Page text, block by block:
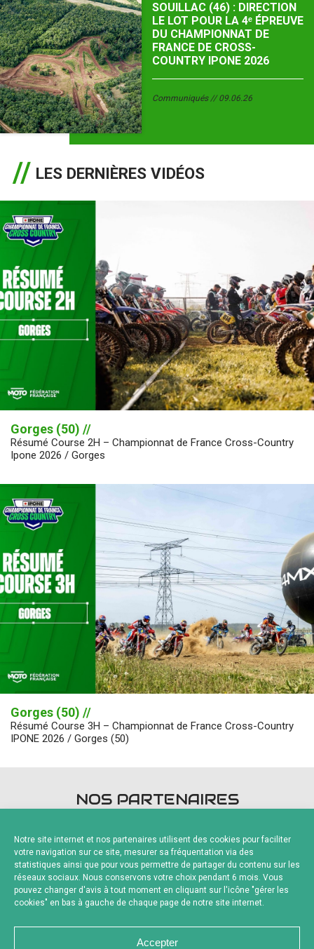
Notre site internet et nos partenaires utilisent des cookies pour faciliter
votre navigation sur ce site, mesurer sa fréquentation via des
statistiques ainsi que pour vous permettre de partager du contenu sur les
réseaux sociaux. Nous conservons votre choix pendant 6 mois. Vous
pouvez changer d'avis à tout moment en cliquant sur l'icône "gérer les
cookies" en bas à gauche de chaque page de notre site internet.
Accepter
SOUILLAC (46) : DIRECTION
LE LOT POUR LA 4ᵉ ÉPREUVE
DU CHAMPIONNAT DE
FRANCE DE CROSS-
COUNTRY IPONE 2026
Communiqués 09.06.26
LES DERNIÈRES VIDÉOS
Gorges (50) //
Résumé Course 2H – Championnat de France Cross-Country
Ipone 2026 / Gorges
Gorges (50) //
Résumé Course 3H – Championnat de France Cross-Country
IPONE 2026 / Gorges (50)
NOS PARTENAIRES
Fournisseurs Officiels